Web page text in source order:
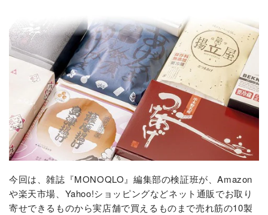
今回は、雑誌『MONOQLO』編集部の検証班が、Amazon
や楽天市場、Yahoo!ショッピングなどネット通販でお取り
寄せできるものから実店舗で買えるものまで売れ筋の10製